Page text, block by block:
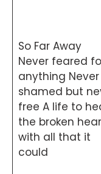
So Far Away
Never feared
anything Never
shamed but
free A life to
the broken
with all that it
could